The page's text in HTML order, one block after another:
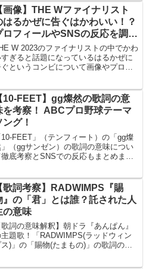
画像】THE Wファイナリスト
はるかぜに告ぐはかわいい！？
ロフィールやSNSの反応を調べ
した！
W 2023のファイナリストの中でかわ
すぎると話題になっているはるかぜに
というコンビについて画像やプロフ
10-FEET】gg燦然の歌詞の意
を考察！ ABCプロ野球テーマ
ング！
10-FEET」（テンフィート）の「gg燦
（ggサンゼン）の歌詞の意味につい
底考察とSNSでの反応もまとめまし
歌詞考察】RADWIMPS『賜
』の「君」とは誰？託された人
の意味
歌詞の意味解釈】朝ドラ『あんぱん』
題歌！「RADWIMPS(ラッドウィン
ス)」の「賜物(たまもの)」の歌詞の意